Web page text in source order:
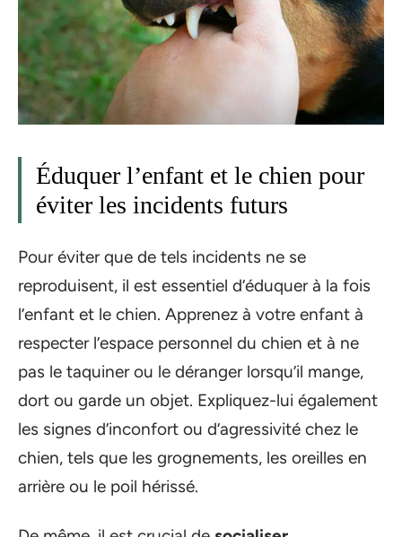
Éduquer l’enfant et le chien pour
éviter les incidents futurs
Pour éviter que de tels incidents ne se
reproduisent, il est essentiel d’éduquer à la fois
l’enfant et le chien. Apprenez à votre enfant à
respecter l’espace personnel du chien et à ne
pas le taquiner ou le déranger lorsqu’il mange,
dort ou garde un objet. Expliquez-lui également
les signes d’inconfort ou d’agressivité chez le
chien, tels que les grognements, les oreilles en
arrière ou le poil hérissé.